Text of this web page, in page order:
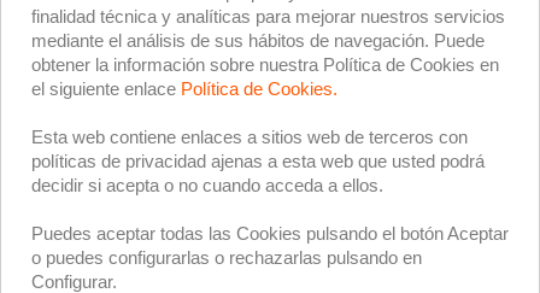
BOLSA DE ORGANZA
CON ADHESIVO
0,98 €
BOLSA DE PAPEL CON
0,66 €
finalidad técnica y analíticas para mejorar nuestros servicios
mediante el análisis de sus hábitos de navegación. Puede
obtener la información sobre nuestra Política de Cookies en
el siguiente enlace Política de Cookies.
Esta web contiene enlaces a sitios web de terceros con
políticas de privacidad ajenas a esta web que usted podrá
decidir si acepta o no cuando acceda a ellos.
Puedes aceptar todas las Cookies pulsando el botón Aceptar
o puedes configurarlas o rechazarlas pulsando en
Configurar.